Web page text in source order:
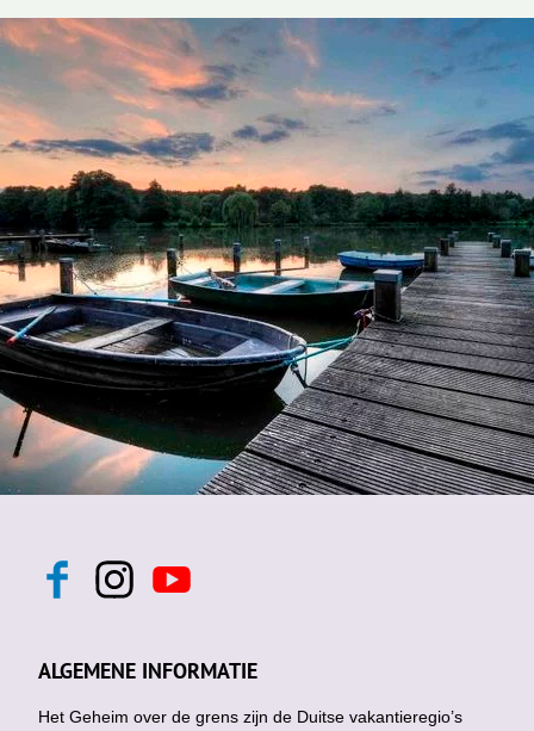
F
b
o
k
I
n
a
g
a
Y
o
u
b
ALGEMENE INFORMATIE
Het Geheim over de grens zijn de Duitse vakantieregio’s